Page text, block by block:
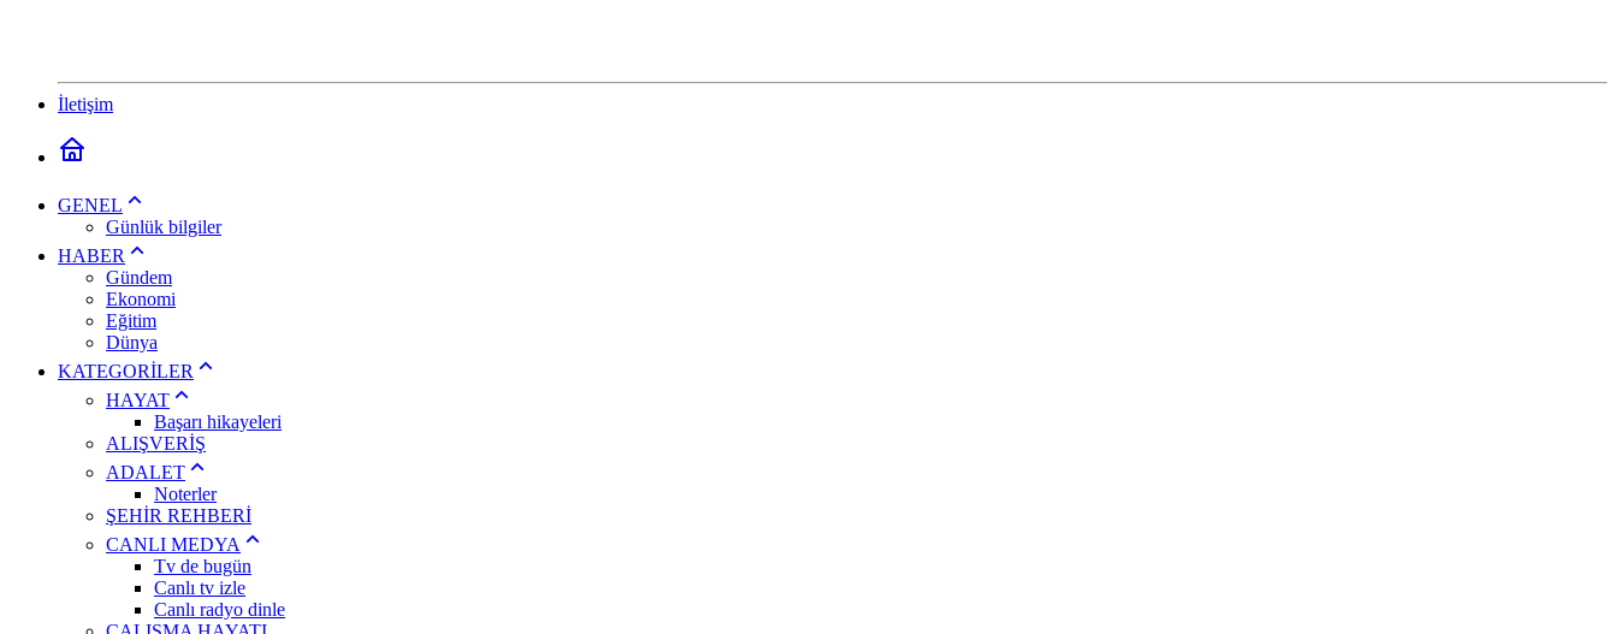
İletişim
GENEL
Günlük bilgiler
HABER
Gündem
Ekonomi
Eğitim
Dünya
KATEGORİLER
HAYAT
Başarı hikayeleri
ALIŞVERİŞ
ADALET
Noterler
ŞEHİR REHBERİ
CANLI MEDYA
Tv de bugün
Canlı tv izle
Canlı radyo dinle